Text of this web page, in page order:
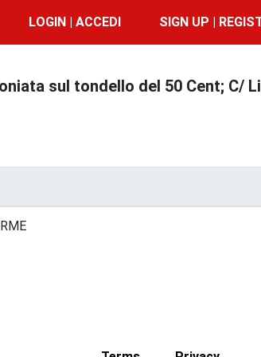
LOGIN | ACCEDI SIGN UP |
sul tondello del 50 Cent; C/